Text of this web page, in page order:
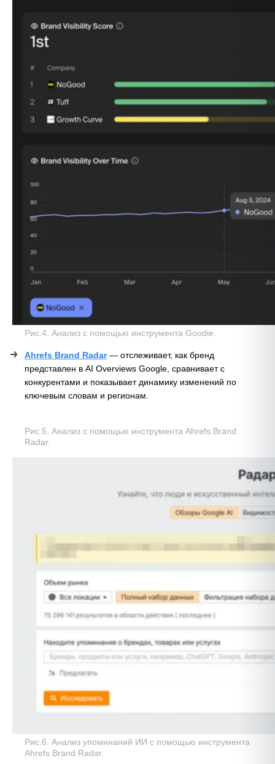
Рис.4. Анализ с помощью инструмента Goodie.
Ahrefs Brand Radar— отслеживает, как бренд
представлен в AI Overviews Google, сравнивает с
конкурентами и показывает динамику изменений по
ключевым словам и регионам.
Рис.5. Анализ с помощью инструмента Ahrefs Brand
Radar.
Рис.6. Анализ упоминаний ИИ с помощью инструмента
Ahrefs Brand Radar.